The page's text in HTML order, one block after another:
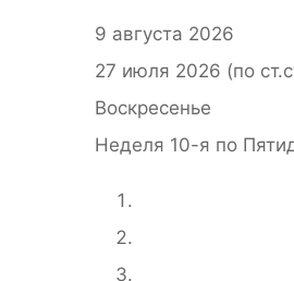
9 августа 2026
27 июля 2026 (по
Воскресенье
Неделя 10-я по